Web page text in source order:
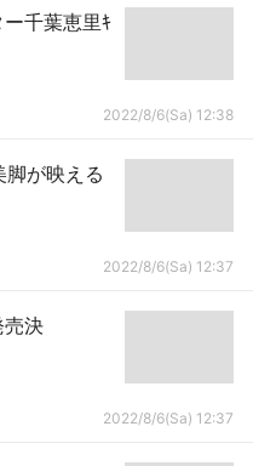
千葉恵里ｷ
2022/8/6(Sa) 12:38
脚が映える
2022/8/6(Sa) 12:37
売決
2022/8/6(Sa) 12:37